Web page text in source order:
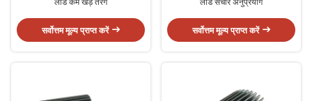
लोड कम खड़े तरंग
सर्वोत्तम मूल्य प्राप्त करें
लोड संचार अनुप्रयोग
सर्वोत्तम मूल्य प्राप्त करें